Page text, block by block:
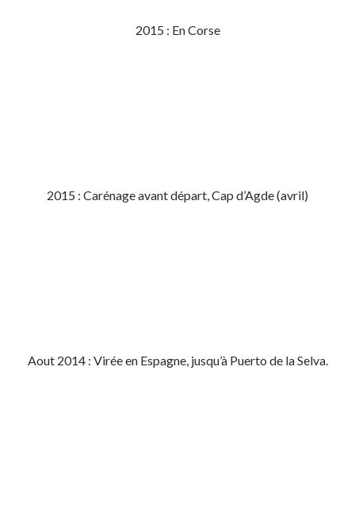
2015 : En Corse
2015 : Carénage avant départ, Cap d’Agde (avril)
Aout 2014 : Virée en Espagne, jusqu’à Puerto de la Selva.